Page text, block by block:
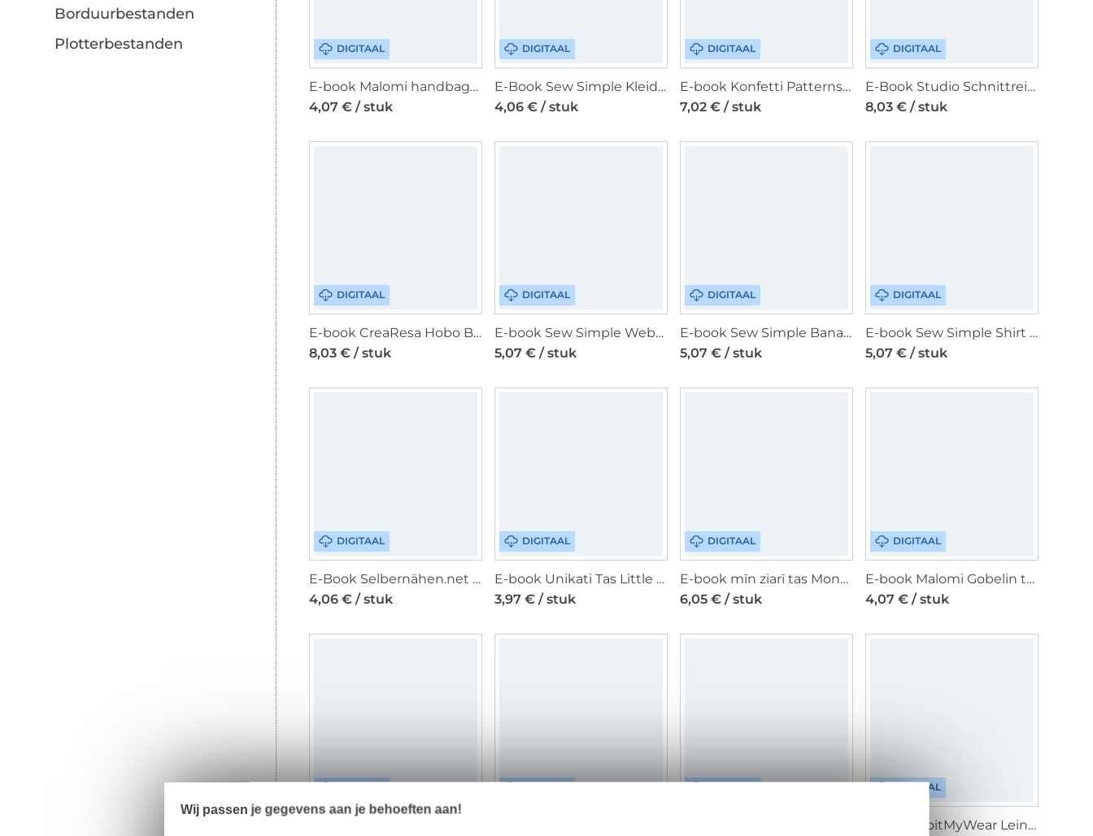
Borduurbestanden
Plotterbestanden
DIGITAAL
E-book Malomi handbagagetas Evelin, Nederlands
4,07 € / stuk
DIGITAAL
E-Book Sew Simple Kleid Maura, duits
4,06 € / stuk
DIGITAAL
E-book Konfetti Patterns Liese Damenkleid, Duits
7,02 € / stuk
DIGITAAL
E-Book Studio Schnittreif Frau Carry - Rock , duits
8,03 € / stuk
DIGITAAL
E-book CreaResa Hobo Bag Resa Pro, Duits
8,03 € / stuk
DIGITAAL
E-book Sew Simple Webware-Shirt Sissy, Duits
5,07 € / stuk
DIGITAAL
E-book Sew Simple Bananentasche, Duits
5,07 € / stuk
DIGITAAL
E-book Sew Simple Shirt Meene, Duits
5,07 € / stuk
DIGITAAL
E-Book Selbernähen.net Mupfeldecke, duits
4,06 € / stuk
DIGITAAL
E-book Unikati Tas Little Bloom, Duits
3,97 € / stuk
DIGITAAL
E-book mīn ziarī tas MondT(o)ur, Duits
6,05 € / stuk
DIGITAAL
E-book Malomi Gobelin tas Freya Kombi, Duits
4,07 € / stuk
DIGITAAL
E-book DoitMyWear Leinen Hose Charlotte, Duits
Wij passen je gegevens aan je behoeften aan!